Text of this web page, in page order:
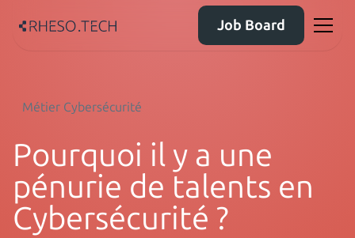
Job Board
Métier Cybersécurité
Pourquoi il y a une
pénurie de talents en
Cybersécurité ?